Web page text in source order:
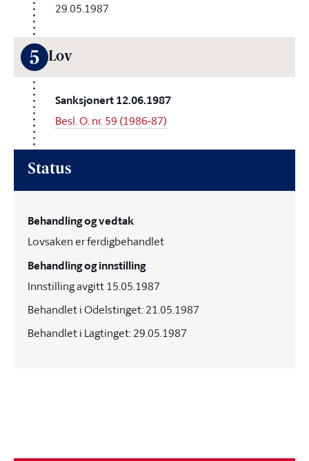
29.05.1987
5 Lov
Sanksjonert 12.06.1987
Besl. O. nr. 59 (1986-87)
Status
Behandling og vedtak
Lovsaken er ferdigbehandlet
Behandling og innstilling
Innstilling avgitt 15.05.1987
Behandlet i Odelstinget: 21.05.1987
Behandlet i Lagtinget: 29.05.1987